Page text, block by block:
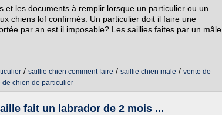
et les documents à remplir lorsque un particulier ou un
chiens lof confirmés. Un particulier doit il faire une
par an est il imposable? Les saillies faites par un mâle
/ saillie chien comment faire / saillie chien male / vente de
de chien de particulier
fait un labrador de 2 mois ...